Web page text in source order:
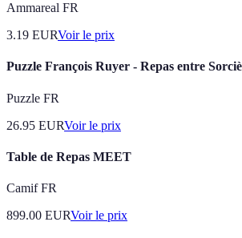
Ammareal FR
3.19 EURVoir le prix
Puzzle François Ruyer - Repas entre
Puzzle FR
26.95 EURVoir le prix
Table de Repas MEET
Camif FR
899.00 EURVoir le prix